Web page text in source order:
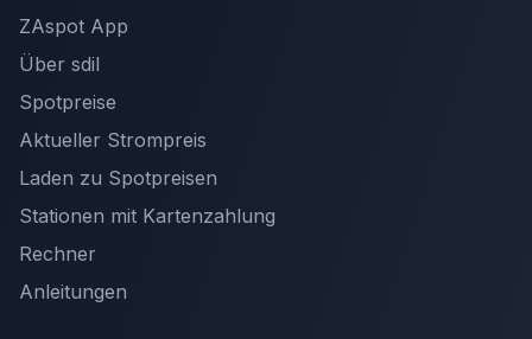
ZAspot App
Über sdil
Spotpreise
Aktueller Strompreis
Laden zu Spotpreisen
Stationen mit Kartenzahlung
Rechner
Anleitungen